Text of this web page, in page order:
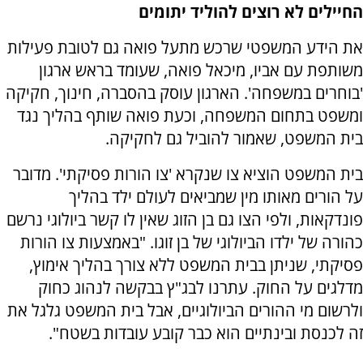
החיילים לא רוצים להוליד יתומים
את הידע המשפטי שרכש מתעל פואה גם לטובת פעילות
משותפת עם אביו, מיכאל פואה, שעומד בראש ארגון
'בוחרים במשפחה'. הארגון עוסק בהסברה, חינוך, חקיקה
ומשפט בתחום המשפחה, וכעת פואה שותף בהליך נגד
בית המשפט, שאמור להוביל גם לחקיקה.
בית המשפט הוציא צו שנקרא 'צו הורות פסיקתי'. מדובר
על הורים מאותו מין שמביאים לעולם ילד בהליך
פונדקאות, ולפי הצו גם בן הזוג שאין לו קשר ביולוגי נרשם
כהורה של ילדו הביולוגי של בן זוגו. "באמצעות צו הורות
פסיקתי, שניתן בבית המשפט ללא צורך בהליך אימוץ,
מדלגים על החוק. עתרנו לבג"ץ בבקשה לנהוג כחוק
ולרשום מי ההורים הביולוגיים, אבל בית המשפט גלגל את
זה לכנסת ובינתיים הוא כבר קובע עובדות בשטח".